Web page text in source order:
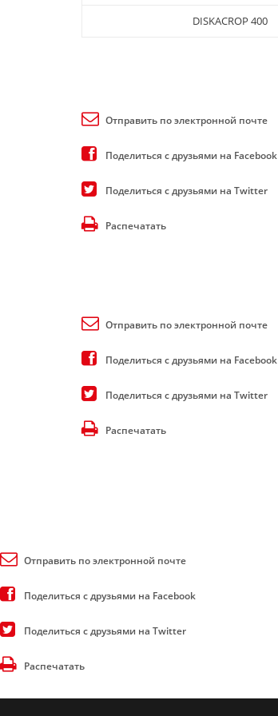
DISKACROP 400
Отправить по электронной почте
Поделиться с друзьями на Facebook
Поделиться с друзьями на Twitter
Распечатать
Отправить по электронной почте
Поделиться с друзьями на Facebook
Поделиться с друзьями на Twitter
Распечатать
Отправить по электронной почте
Поделиться с друзьями на Facebook
Поделиться с друзьями на Twitter
Распечатать